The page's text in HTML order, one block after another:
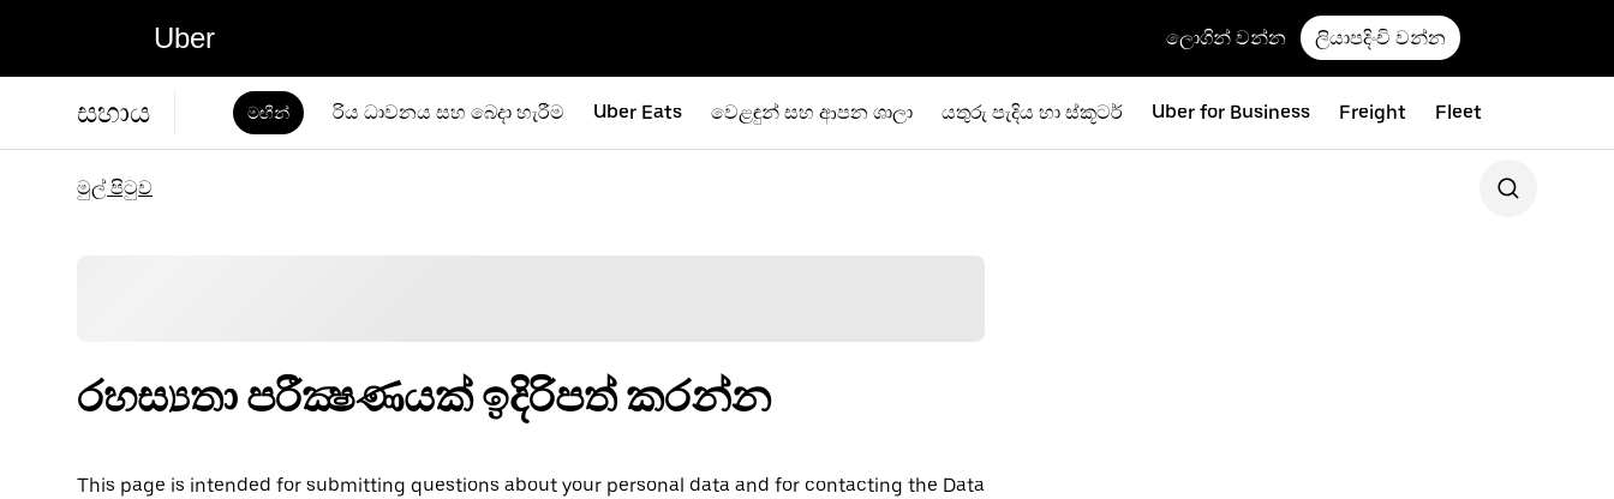
Uber ලොගින් වන්න ලියාපදිංචි වන්න
සහාය මඟීන් රිය ධාවනය සහ බෙදා හැරීම Uber Eats වෙළඳුන් සහ ආපන ශාලා යතුරු පැදිය හා ස්කූටර් Uber for Business Freight Fleet
මුල් පිටුව
රහස්‍යතා පරීක්‍ෂණයක් ඉදිරිපත් කරන්න
This page is intended for submitting questions about your personal ‌data and for contacting the ‌Data